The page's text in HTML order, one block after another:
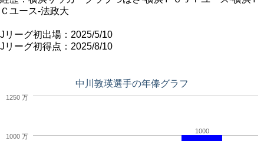
Ｃユース-法政大
Jリーグ初出場：2025/5/10
Jリーグ初得点：2025/8/10
中川敦瑛選手の年俸グラフ
1000
1000 万
1250 万